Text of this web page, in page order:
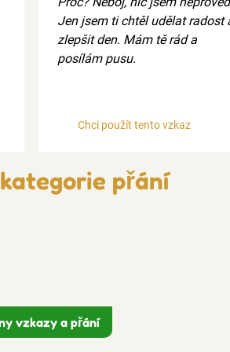
Jen jsem ti chtěl udělat radost
zlepšit den. Mám tě rád a
posílám pusu.
Chci použít tento vzkaz
přání
vzkazy a přání